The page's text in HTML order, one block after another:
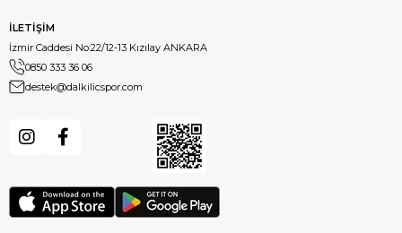
İLETİŞİM
İzmir Caddesi No:22/12-13 Kızılay ANKARA
0850 333 36 06
destek@dalkilicspor.com